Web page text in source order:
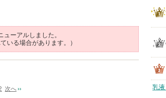
ーアルしました。
いる場合があります。）
次へ
乳